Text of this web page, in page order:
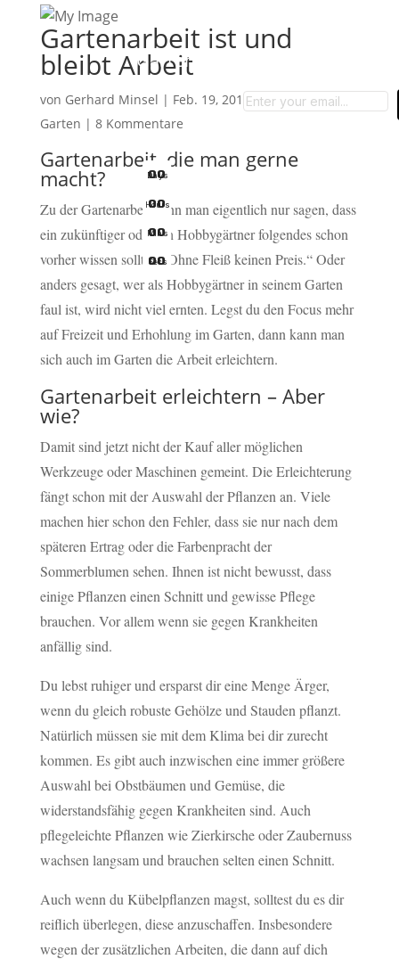
Gartenarbeit ist und
bleibt Arbeit
von Gerhard Minsel | Feb. 19, 2018|Mein kleiner
Garten | 8 Kommentare
Gartenarbeit, die man gerne
macht?
Zu der Gartenarbeit kann man eigentlich nur sagen, dass
ein zukünftiger oder ein Hobbygärtner folgendes schon
vorher wissen sollte : „Ohne Fleiß keinen Preis.“ Oder
anders gesagt, wer als Hobbygärtner in seinem Garten
faul ist, wird nicht viel ernten. Legst du den Focus mehr
auf Freizeit und Erhohlung im Garten, dann kann man
sich auch im Garten die Arbeit erleichtern.
Gartenarbeit erleichtern – Aber
wie?
Damit sind jetzt nicht der Kauf aller möglichen
Werkzeuge oder Maschinen gemeint. Die Erleichterung
fängt schon mit der Auswahl der Pflanzen an. Viele
machen hier schon den Fehler, dass sie nur nach dem
späteren Ertrag oder die Farbenpracht der
Sommerblumen sehen. Ihnen ist nicht bewusst, dass
einige Pflanzen einen Schnitt und gewisse Pflege
brauchen. Vor allem wenn sie gegen Krankheiten
anfällig sind.
Du lebst ruhiger und ersparst dir eine Menge Ärger,
wenn du gleich robuste Gehölze und Stauden pflanzt.
Natürlich müssen sie mit dem Klima bei dir zurecht
kommen. Es gibt auch inzwischen eine immer größere
Auswahl bei Obstbäumen und Gemüse, die
widerstandsfähig gegen Krankheiten sind. Auch
pflegeleichte Pflanzen wie Zierkirsche oder Zaubernuss
wachsen langsam und brauchen selten einen Schnitt.
Auch wenn du Kübelpflanzen magst, solltest du es dir
reiflich überlegen, diese anzuschaffen. Insbesondere
wegen der zusätzlichen Arbeiten, die dann auf dich
00
Days
00
Hours
00
Mins
00
Secs
Garten-Tipps